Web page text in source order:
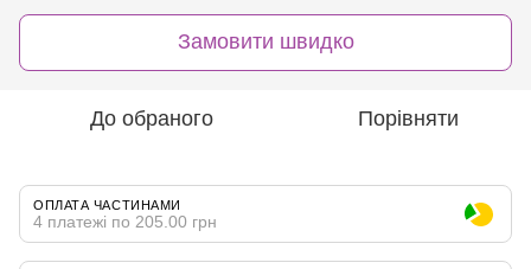
Замовити швидко
До обраного Порівняти
ОПЛАТА ЧАСТИНАМИ
4 платежі по 205.00 грн